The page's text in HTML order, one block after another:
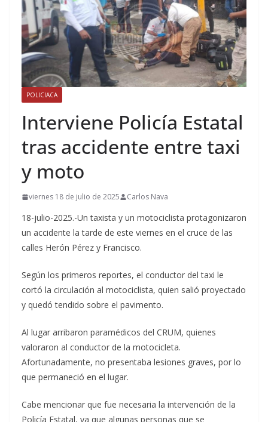
POLICIACA
Interviene Policía Estatal
tras accidente entre taxi
y moto
viernes 18 de julio de 2025 Carlos Nava
18-julio-2025.-Un taxista y un motociclista protagonizaron
un accidente la tarde de este viernes en el cruce de las
calles Herón Pérez y Francisco.
Según los primeros reportes, el conductor del taxi le
cortó la circulación al motociclista, quien salió proyectado
y quedó tendido sobre el pavimento.
Al lugar arribaron paramédicos del CRUM, quienes
valoraron al conductor de la motocicleta.
Afortunadamente, no presentaba lesiones graves, por lo
que permaneció en el lugar.
Cabe mencionar que fue necesaria la intervención de la
Policía Estatal, ya que algunas personas que se